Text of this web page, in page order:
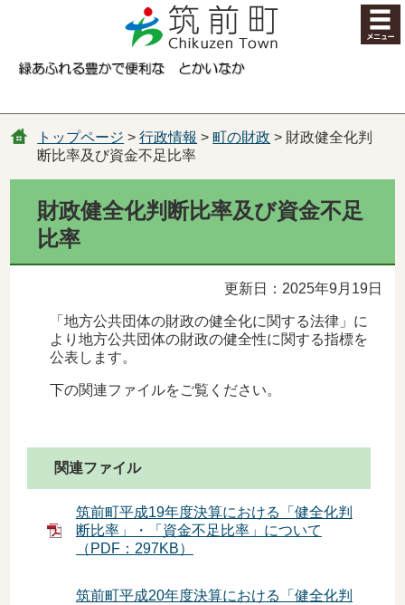
コンテンツにジャンプ
トップページ >行政情報 >町の財政 > 財政健全化判
断比率及び資金不足比率
財政健全化判断比率及び資金不足
比率
更新日：2025年9月19日
「地方公共団体の財政の健全化に関する法律」に
より地方公共団体の財政の健全性に関する指標を
公表します。
下の関連ファイルをご覧ください。
関連ファイル
筑前町平成19年度決算における「健全化判
断比率」・「資金不足比率」について
（PDF：297KB）
筑前町平成20年度決算における「健全化判